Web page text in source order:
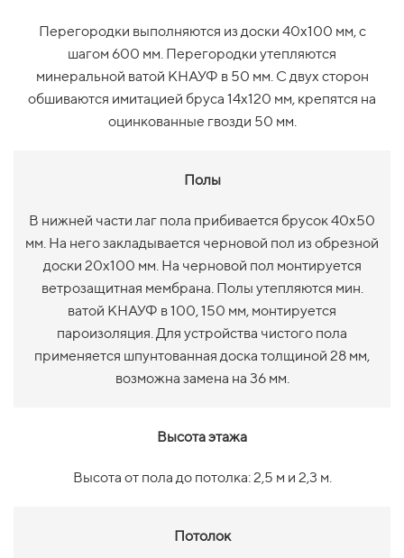
Перегородки выполняются из доски 40х100 мм, с
шагом 600 мм. Перегородки утепляются
минеральной ватой КНАУФ в 50 мм. С двух сторон
обшиваются имитацией бруса 14х120 мм, крепятся на
оцинкованные гвозди 50 мм.
Полы
В нижней части лаг пола прибивается брусок 40х50
мм. На него закладывается черновой пол из обрезной
доски 20х100 мм. На черновой пол монтируется
ветрозащитная мембрана. Полы утепляются мин.
ватой КНАУФ в 100, 150 мм, монтируется
пароизоляция. Для устройства чистого пола
применяется шпунтованная доска толщиной 28 мм,
возможна замена на 36 мм.
Высота этажа
Высота от пола до потолка: 2,5 м и 2,3 м.
Потолок